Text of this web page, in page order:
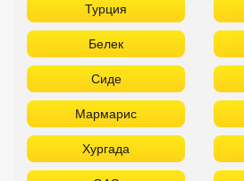
Турция
Белек
Сиде
Мармарис
Хургада